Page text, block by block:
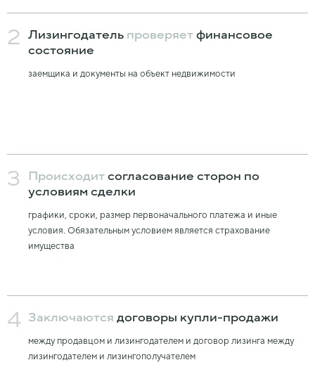
2 Лизингодатель проверяет финансовое
состояние
заемщика и документы на объект недвижимости
3 Происходит согласование сторон по
условиям сделки
графики, сроки, размер первоначального платежа и иные
условия. Обязательным условием является страхование
имущества
4 Заключаются договоры купли-продажи
между продавцом и лизингодателем и договор лизинга между
лизингодателем и лизингополучателем